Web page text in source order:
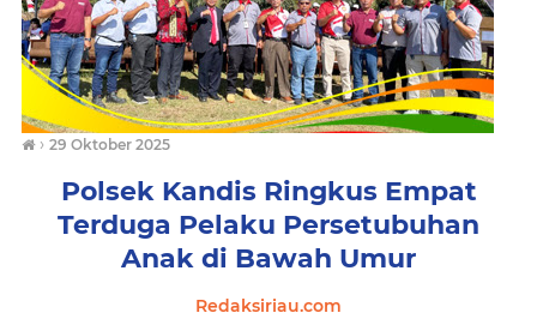
› 29 Oktober 2025
Polsek Kandis Ringkus Empat
Terduga Pelaku Persetubuhan
Anak di Bawah Umur
Redaksiriau.com